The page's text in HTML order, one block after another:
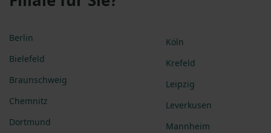
Berlin
Bielefeld
Braunschweig
Chemnitz
Dortmund
Köln
Krefeld
Leipzig
Leverkusen
Mannheim